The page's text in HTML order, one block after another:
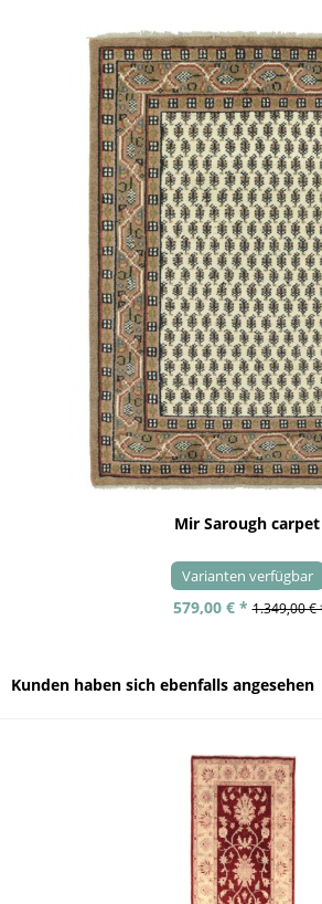
Mir Sarough carpet
Varianten verfügbar
579,00 € * 1.349,00 €
Kunden haben sich ebenfalls angesehen